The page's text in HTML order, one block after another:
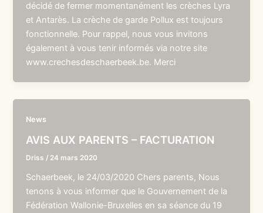
décidé de fermer momentanément les crèches Lyra
et Antarès. La crèche de garde Pollux est toujours
fonctionnelle. Pour rappel, nous vous invitons
également à vous tenir informés via notre site
www.crechesdeschaerbeek.be. Merci
News
AVIS AUX PARENTS – FACTURATION
Driss / 24 mars 2020
Schaerbeek, le 24/03/2020 Chers parents, Nous
tenons à vous informer que le Gouvernement de la
Fédération Wallonie-Bruxelles en sa séance du 19